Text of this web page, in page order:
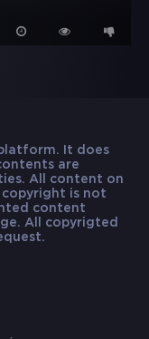
It does
are
All content on
is not
content
All copyrigted